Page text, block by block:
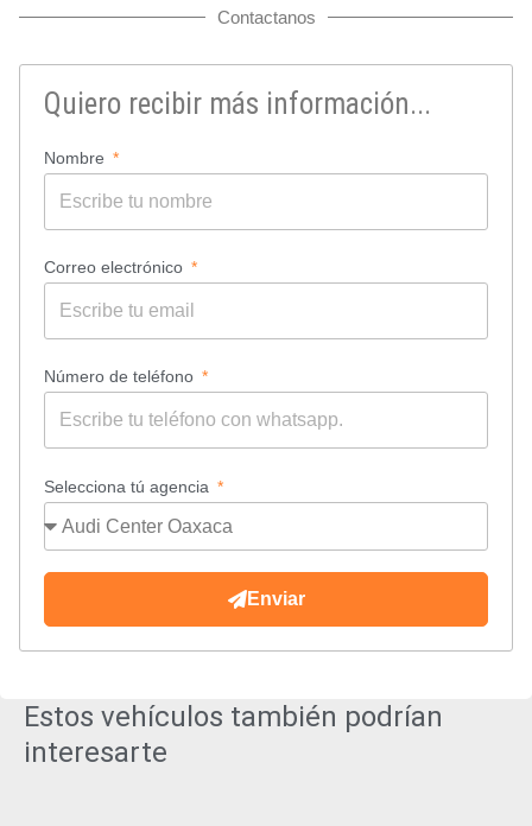
Contactanos
Quiero recibir más información...
Nombre
Correo electrónico
Número de teléfono
Selecciona tú agencia
Enviar
Estos vehículos también podrían
interesarte